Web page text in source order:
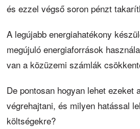
és ezzel végső soron pénzt
A legújabb energiahatékony
megújuló energiaforrások
van a közüzemi számlák
De pontosan hogyan lehet ezeket
végrehajtani, és milyen hatással
költségekre?